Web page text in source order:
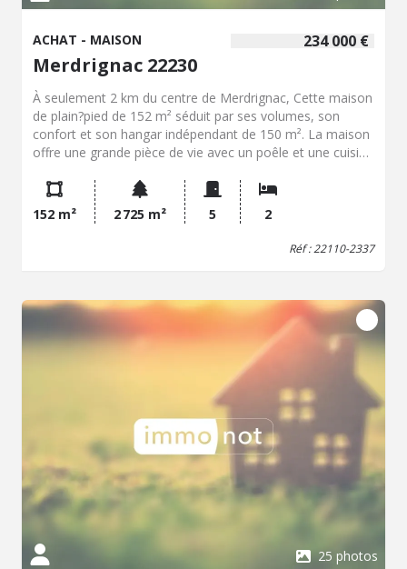
234 000 €
ACHAT - MAISON
Merdrignac 22230
À seulement 2 km du centre de Merdrignac, Cette maison
de plain?pied de 152 m² séduit par ses volumes, son
confort et son hangar indépendant de 150 m². La maison
offre une grande pièce de vie avec un poêle et une cuisine
bureau, 2 chambres dont une avec une salle d'eau
privative, salle d'eau et WC séparé. Garage et cave.
Isolation extérieure assurant confort thermique et
économies d'énergie. Terrain: 2 725 m², profitez d'un
sur les risques auxquels ce bien est exposé sont
disponibles sur le site Géorisques :
http://www.georisques.gouv.fr.
152 m² 2 725 m² 5 2
Réf : 22110-2337
25 photos